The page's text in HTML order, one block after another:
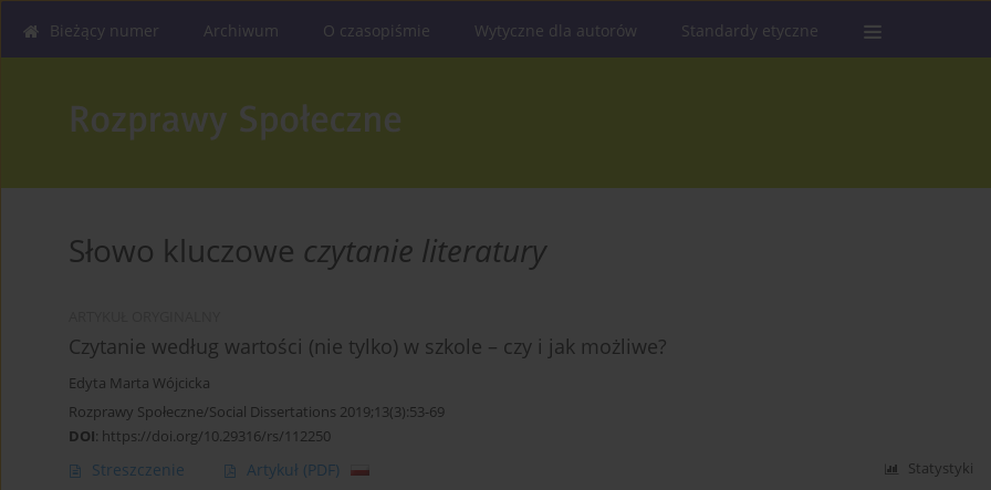
Bieżący numer Archiwum O czasopiśmie Wytyczne dla autorów Standardy etyczne
Słowo kluczowe czytanie literatury
Czytanie według wartości (nie tylko) w szkole – czy i jak możliwe?
Edyta Marta Wójcicka
Rozprawy Społeczne/Social Dissertations 2019;13(3):53-69
DOI: https://doi.org/10.29316/rs/112250
Streszczenie Artykuł (PDF) Statystyki